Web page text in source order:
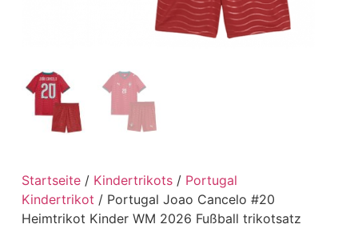
Startseite/ Kindertrikots/ Portugal
Kindertrikot / Portugal Joao Cancelo #20
Heimtrikot Kinder WM 2026 Fußball trikotsatz